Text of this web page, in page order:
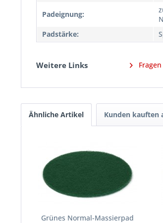
Padeignung:
Padstärke:
Weitere Links
Ähnliche Artikel Kunden kauften
Grünes Normal-Massierpad